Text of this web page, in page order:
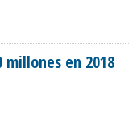
millones en 2018